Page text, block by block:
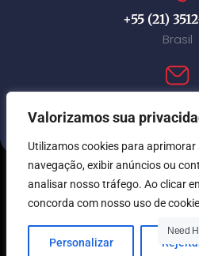
Valorizamos sua
Utilizamos cookies para aprimorar
navegação, exibir anúncios ou
analisar nosso tráfego. Ao clicar
concorda com nosso uso de
Personalizar
+55 (21)
Brasil
© Immi Canada 2026. Todos
Need